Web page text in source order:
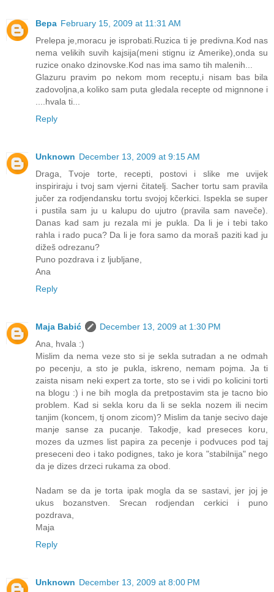
Вера February 15, 2009 at 11:31 AM
Prelepa je,moracu je isprobati.Ruzica ti je predivna.Kod nas
nema velikih suvih kajsija(meni stignu iz Amerike),onda su
ruzice onako dzinovske.Kod nas ima samo tih malenih...
Glazuru pravim po nekom mom receptu,i nisam bas bila
zadovoljna,a koliko sam puta gledala recepte od mignnone i
....hvala ti...
Reply
Unknown December 13, 2009 at 9:15 AM
Draga, Tvoje torte, recepti, postovi i slike me uvijek
inspiriraju i tvoj sam vjerni čitatelj. Sacher tortu sam pravila
jučer za rodjendansku tortu svojoj kčerkici. Ispekla se super
i pustila sam ju u kalupu do ujutro (pravila sam naveče).
Danas kad sam ju rezala mi je pukla. Da li je i tebi tako
rahla i rado puca? Da li je fora samo da moraš paziti kad ju
dižeš odrezanu?
Puno pozdrava i z ljubljane,
Ana
Reply
Maja Babić
December 13, 2009 at 1:30 PM
Ana, hvala :)
Mislim da nema veze sto si je sekla sutradan a ne odmah
po pecenju, a sto je pukla, iskreno, nemam pojma. Ja ti
zaista nisam neki expert za torte, sto se i vidi po kolicini torti
na blogu :) i ne bih mogla da pretpostavim sta je tacno bio
problem. Kad si sekla koru da li se sekla nozem ili necim
tanjim (koncem, tj onom zicom)? Mislim da tanje secivo daje
manje sanse za pucanje. Takodje, kad preseces koru,
mozes da uzmes list papira za pecenje i podvuces pod taj
preseceni deo i tako podignes, tako je kora "stabilnija" nego
da je dizes drzeci rukama za obod.
Nadam se da je torta ipak mogla da se sastavi, jer joj je
ukus bozanstven. Srecan rodjendan cerkici i puno
pozdrava,
Maja
Reply
Unknown December 13, 2009 at 8:00 PM